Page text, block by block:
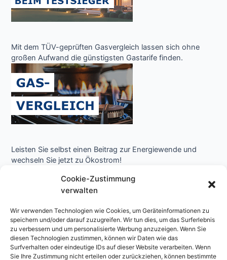
Cookie-Zustimmung
verwalten
Wir verwenden Technologien wie Cookies, um Geräteinformationen zu
speichern und/oder darauf zuzugreifen. Wir tun dies, um das Surferlebnis
zu verbessern und um personalisierte Werbung anzuzeigen. Wenn Sie
diesen Technologien zustimmen, können wir Daten wie das
Surfverhalten oder eindeutige IDs auf dieser Website verarbeiten. Wenn
Sie Ihre Zustimmung nicht erteilen oder zurückziehen, können bestimmte
Mit dem TÜV-geprüften Gasvergleich lassen sich ohne
großen Aufwand die günstigsten Gastarife finden.
Leisten Sie selbst einen Beitrag zur Energiewende und
wechseln Sie jetzt zu Ökostrom!
Copyright © 2026 Niedrigenergie Forum - Energielexikon